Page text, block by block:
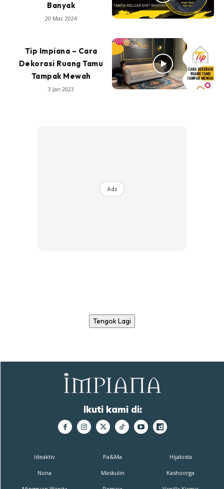
Banyak
20 Mac 2024
Tip Impiana – Cara
Dekorasi Ruang Tamu
Tampak Mewah
3 Jan 2023
Ads
Tengok Lagi
Ikuti kami di:
Ideaktiv
Nona
Pa&Ma
Maskulin
Hijabista
Kashoorga